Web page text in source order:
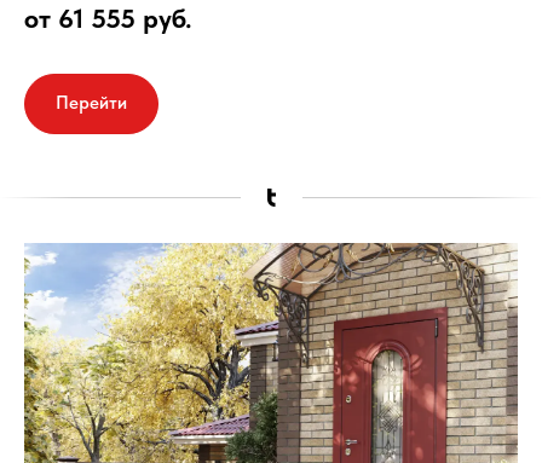
от 61 555 руб.
Перейти